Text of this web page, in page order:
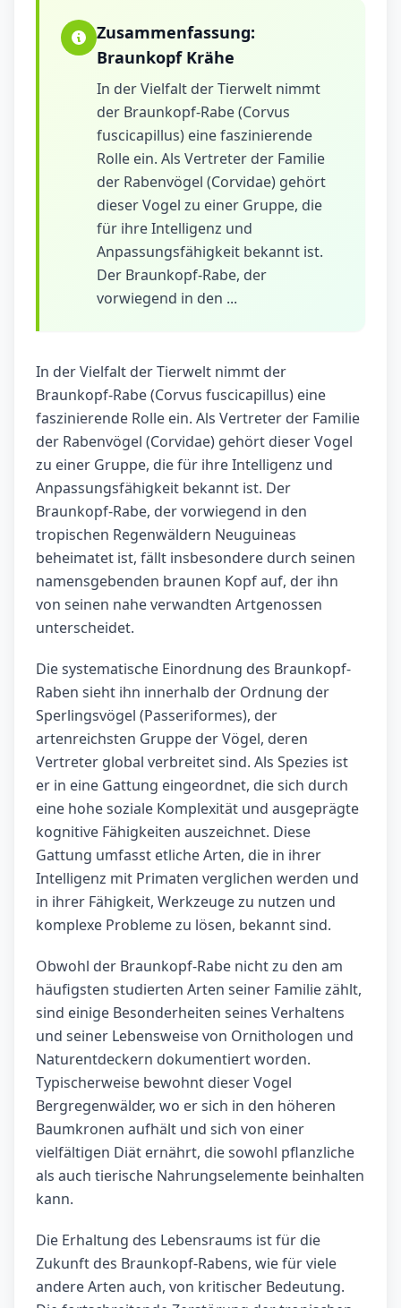
Zusammenfassung:
Braunkopf Krähe
In der Vielfalt der Tierwelt nimmt
der Braunkopf-Rabe (Corvus
fuscicapillus) eine faszinierende
Rolle ein. Als Vertreter der Familie
der Rabenvögel (Corvidae) gehört
dieser Vogel zu einer Gruppe, die
für ihre Intelligenz und
Anpassungsfähigkeit bekannt ist.
Der Braunkopf-Rabe, der
vorwiegend in den ...
In der Vielfalt der Tierwelt nimmt der
Braunkopf-Rabe (Corvus fuscicapillus) eine
faszinierende Rolle ein. Als Vertreter der Familie
der Rabenvögel (Corvidae) gehört dieser Vogel
zu einer Gruppe, die für ihre Intelligenz und
Anpassungsfähigkeit bekannt ist. Der
Braunkopf-Rabe, der vorwiegend in den
tropischen Regenwäldern Neuguineas
beheimatet ist, fällt insbesondere durch seinen
namensgebenden braunen Kopf auf, der ihn
von seinen nahe verwandten Artgenossen
unterscheidet.
Die systematische Einordnung des Braunkopf-
Raben sieht ihn innerhalb der Ordnung der
Sperlingsvögel (Passeriformes), der
artenreichsten Gruppe der Vögel, deren
Vertreter global verbreitet sind. Als Spezies ist
er in eine Gattung eingeordnet, die sich durch
eine hohe soziale Komplexität und ausgeprägte
kognitive Fähigkeiten auszeichnet. Diese
Gattung umfasst etliche Arten, die in ihrer
Intelligenz mit Primaten verglichen werden und
in ihrer Fähigkeit, Werkzeuge zu nutzen und
komplexe Probleme zu lösen, bekannt sind.
Obwohl der Braunkopf-Rabe nicht zu den am
häufigsten studierten Arten seiner Familie zählt,
sind einige Besonderheiten seines Verhaltens
und seiner Lebensweise von Ornithologen und
Naturentdeckern dokumentiert worden.
Typischerweise bewohnt dieser Vogel
Bergregenwälder, wo er sich in den höheren
Baumkronen aufhält und sich von einer
vielfältigen Diät ernährt, die sowohl pflanzliche
als auch tierische Nahrungselemente beinhalten
kann.
Die Erhaltung des Lebensraums ist für die
Zukunft des Braunkopf-Rabens, wie für viele
andere Arten auch, von kritischer Bedeutung.